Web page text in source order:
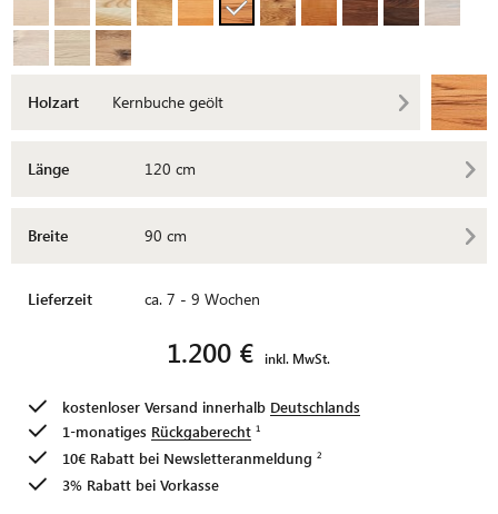
Holzart Kernbuche geölt
Länge 120 cm
Breite 90 cm
Lieferzeit ca. 7 - 9 Wochen
1.200 € inkl. MwSt.
kostenloser Versand innerhalb Deutschlands
1-monatiges Rückgaberecht
10€ Rabatt bei Newsletteranmeldung
3% Rabatt bei Vorkasse